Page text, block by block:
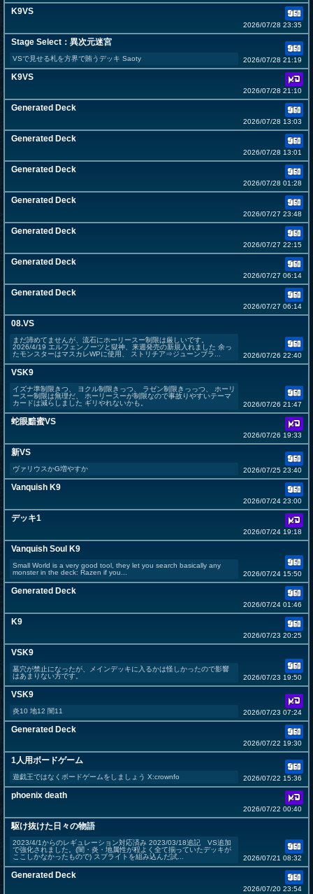
K9VS
2026/07/28 23:35
Stage Select：異次元迷宮
VSで見せる札を方界で賄うデッキ Saoty 2026/07/28 21:19
K9VS
2026/07/28 21:10
Generated Deck
2026/07/28 13:03
Generated Deck
2026/07/28 13:01
Generated Deck
2026/07/28 01:28
Generated Deck
2026/07/27 23:48
Generated Deck
2026/07/27 22:15
Generated Deck
2026/07/27 06:14
Generated Deck
2026/07/27 06:14
08.VS
まだ諦めてませんが、流石にホーリースー制限は厳しいです。
2026/4/19 エルフェンノーツと獄神、来週発売の新規入れました 余っ
たモンスターはマスカレWPに使用、 ストリチア⇒ジューンブラ...
2026/07/26 22:40
VSK9
イズナ準制限きつ、 ヨクル制限きっつ、 ラゼン制限きっっつ、 ホーリ
ースー制限は無理だ、 ホーリースーが制限なので事故りやすいテーマ
カードは減らしました ギリやれないかも。
2026/07/26 21:47
蛇眼黯蜜VS
2026/07/26 19:33
新VS
ヴァリウスかG増やすか 2026/07/25 23:40
Vanquish K9
2026/07/24 23:00
デッキ1
2026/07/24 19:18
Vanquish Soul K9
Small World is a very good tool, they let you search basically any
monster in the deck: Razen if you...
2026/07/24 15:50
Generated Deck
2026/07/24 01:46
K9
2026/07/23 20:25
VSK9
墓穴が禁止になったが、メインデッキに入るかは怪しかったので影響
はあまりない方です。
2026/07/23 19:50
VSK9
炎10 地12 闇11 2026/07/23 07:24
Generated Deck
2026/07/22 19:30
1人用ボードゲーム
遊戯王ではなくボードゲームをしましょう X:crownfo 2026/07/22 15:36
phoenix death
2026/07/22 00:40
駆け抜けた日々の物語
2023/4/1からのレギュレーション対応済み 2023/03/18追記 VS追加
で強化されました。(闇・炎・地属性が程よく全て揃っていたデッキが
ここしかなかったもので) スプライトを組み込んだ試...
2026/07/21 08:32
Generated Deck
2026/07/20 23:54